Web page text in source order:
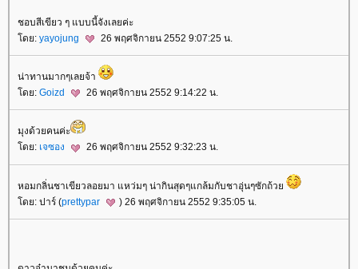
ชอบสีเขียว ๆ แบบนี้จังเลยค่ะ
ดย: yayojung 26 พฤศจิกายน 2552 9:07:25 น.
น่าทานมากๆเลยจ้า
ดย: Goizd 26 พฤศจิกายน 2552 9:14:22 น.
มุงด้วยคนค่ะ
ดย: เจซอง 26 พฤศจิกายน 2552 9:32:23 น.
หอมกลิ่นชาเขียวลอยมา แหว่มๆ น่ากินสุดๆแกล้มกับชาอุ่นๆซักถ้ว
ดย: ปาร์ (prettypar ) 26 พฤศจิกายน 2552 9:35:05 น.